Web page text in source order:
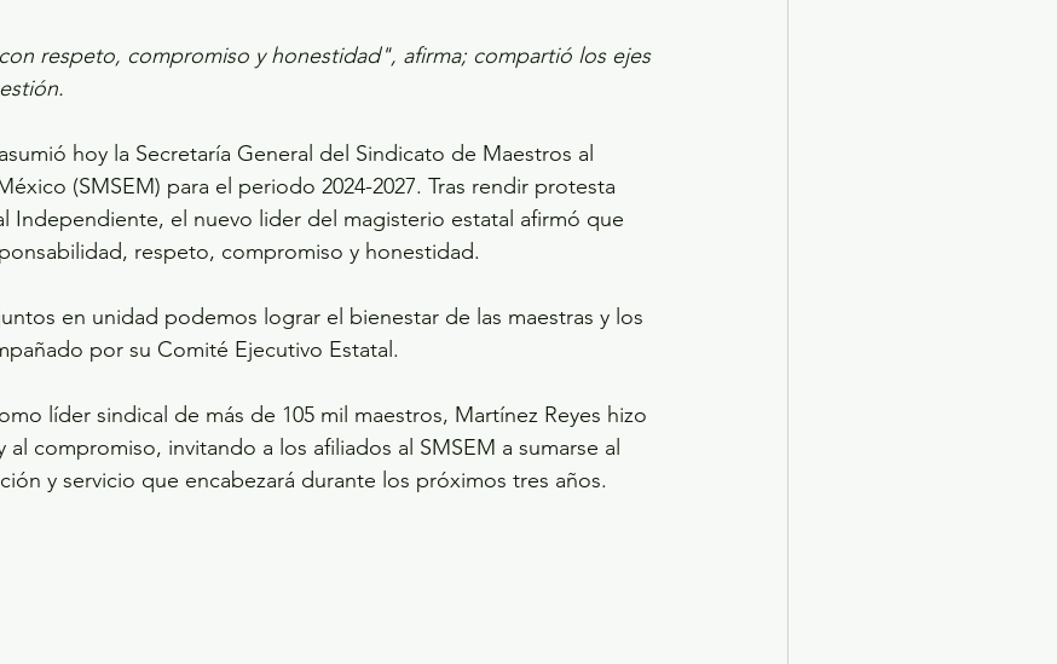
respeto, compromiso y honestidad", afirma; compartió los ejes
hoy la Secretaría General del Sindicato de Maestros al
(SMSEM) para el periodo 2024-2027. Tras rendir protesta
Independiente, el nuevo lider del magisterio estatal afirmó que
respeto, compromiso y honestidad.
en unidad podemos lograr el bienestar de las maestras y los
por su Comité Ejecutivo Estatal.
líder sindical de más de 105 mil maestros, Martínez Reyes hizo
al compromiso, invitando a los afiliados al SMSEM a sumarse al
y servicio que encabezará durante los próximos tres años.